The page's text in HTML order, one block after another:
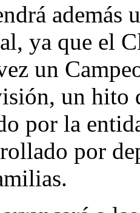
además
ya que el
un
un hito
por la
por